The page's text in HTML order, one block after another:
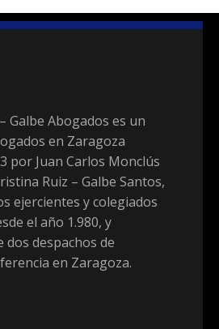
Galbe Abogados es un
en Zaragoza
por Juan Carlos Monclús
Ruiz – Galbe Santos,
ejercientes y colegiados
el año 1.980, y
dos despachos de
en Zaragoza.